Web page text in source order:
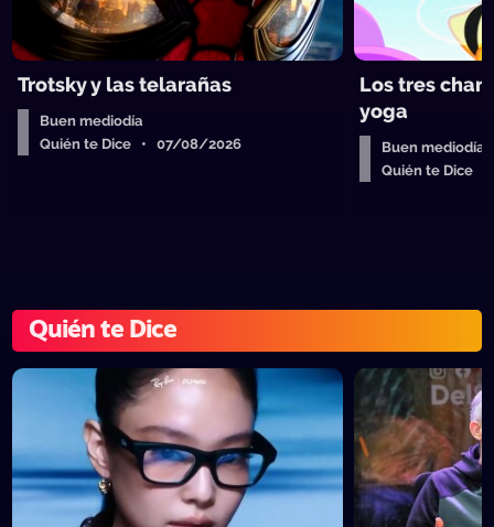
Trotsky y las telarañas
Buen mediodía
Quién te Dice • 07/08/2026
Los tres
yoga
Buen mediodía
Quién te Dice
Quién te Dice